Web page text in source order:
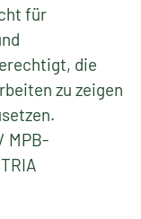
für
die
zu zeigen
MPB-